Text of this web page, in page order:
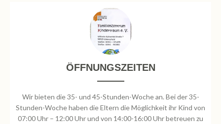
ÖFFNUNGSZEITEN
Wir bieten die 35- und 45-Stunden-Woche an. Bei der 35-
Stunden-Woche haben die Eltern die Möglichkeit ihr Kind von
07:00 Uhr – 12:00 Uhr und von 14:00-16:00 Uhr betreuen zu